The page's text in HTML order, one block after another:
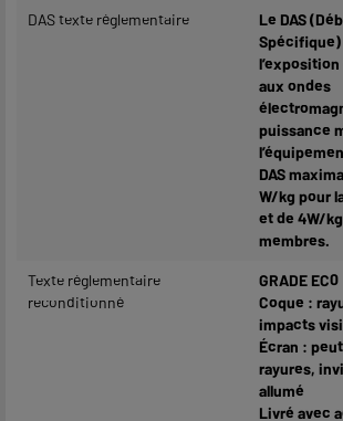
DAS texte réglementaire
Le DAS
aux ondes
puissance
DAS
W/kg pour
et de 4W/
membres.
Texte réglementaire
reconditionné
GRADE EC0
Coque :
impacts
Écran :
rayures,
allumé
Livré avec